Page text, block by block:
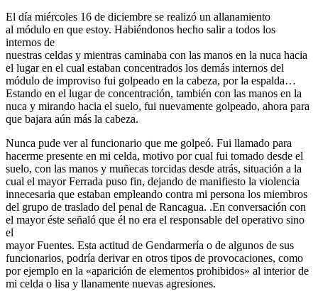
El día miércoles 16 de diciembre se realizó un allanamiento
al módulo en que estoy. Habiéndonos hecho salir a todos los
internos de
nuestras celdas y mientras caminaba con las manos en la nuca hacia
el lugar en el cual estaban concentrados los demás internos del
módulo de improviso fui golpeado en la cabeza, por la espalda…
Estando en el lugar de concentración, también con las manos en la
nuca y mirando hacia el suelo, fui nuevamente golpeado, ahora para
que bajara aún más la cabeza.
Nunca pude ver al funcionario que me golpeó. Fui llamado para
hacerme presente en mi celda, motivo por cual fui tomado desde el
suelo, con las manos y muñecas torcidas desde atrás, situación a la
cual el mayor Ferrada puso fin, dejando de manifiesto la violencia
innecesaria que estaban empleando contra mi persona los miembros
del grupo de traslado del penal de Rancagua. .En conversación con
el mayor éste señaló que él no era el responsable del operativo sino
el
mayor Fuentes. Esta actitud de Gendarmería o de algunos de sus
funcionarios, podría derivar en otros tipos de provocaciones, como
por ejemplo en la «aparición de elementos prohibidos» al interior de
mi celda o lisa y llanamente nuevas agresiones.